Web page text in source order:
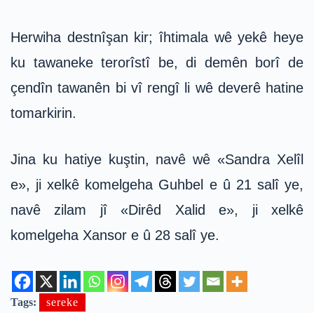
Herwiha destnîşan kir; îhtimala wê yekê heye
ku tawaneke terorîstî be, di demên borî de
çendîn tawanên bi vî rengî li wê deverê hatine
tomarkirin.
Jina ku hatiye kuştin, navê wê «Sandra Xelîl
e», ji xelkê komelgeha Guhbel e û 21 salî ye,
navê zilam jî «Dirêd Xalid e», ji xelkê
komelgeha Xansor e û 28 salî ye.
Tags: sereke